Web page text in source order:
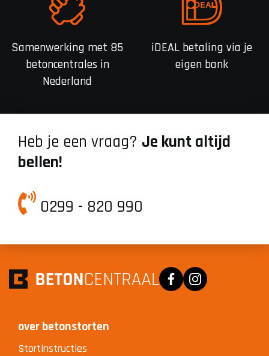
Samenwerking met 85
betoncentrales in
Nederland
iDEAL betaling via je
eigen bank
Heb je een vraag? Je kunt altijd
bellen!
0299 - 820 990
FacebookInstagram
over betonstorten
Stortinstructies